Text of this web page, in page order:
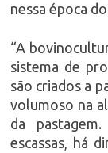
nessa época
“A
sistema de
são criados a
volumoso na
da
escassas, há